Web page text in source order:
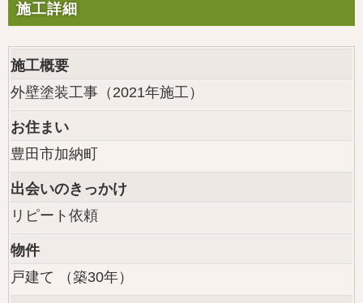
施工詳細
施工概要
外壁塗装工事（2021年施工）
お住まい
豊田市加納町
出会いのきっかけ
リピート依頼
物件
戸建て （築30年）